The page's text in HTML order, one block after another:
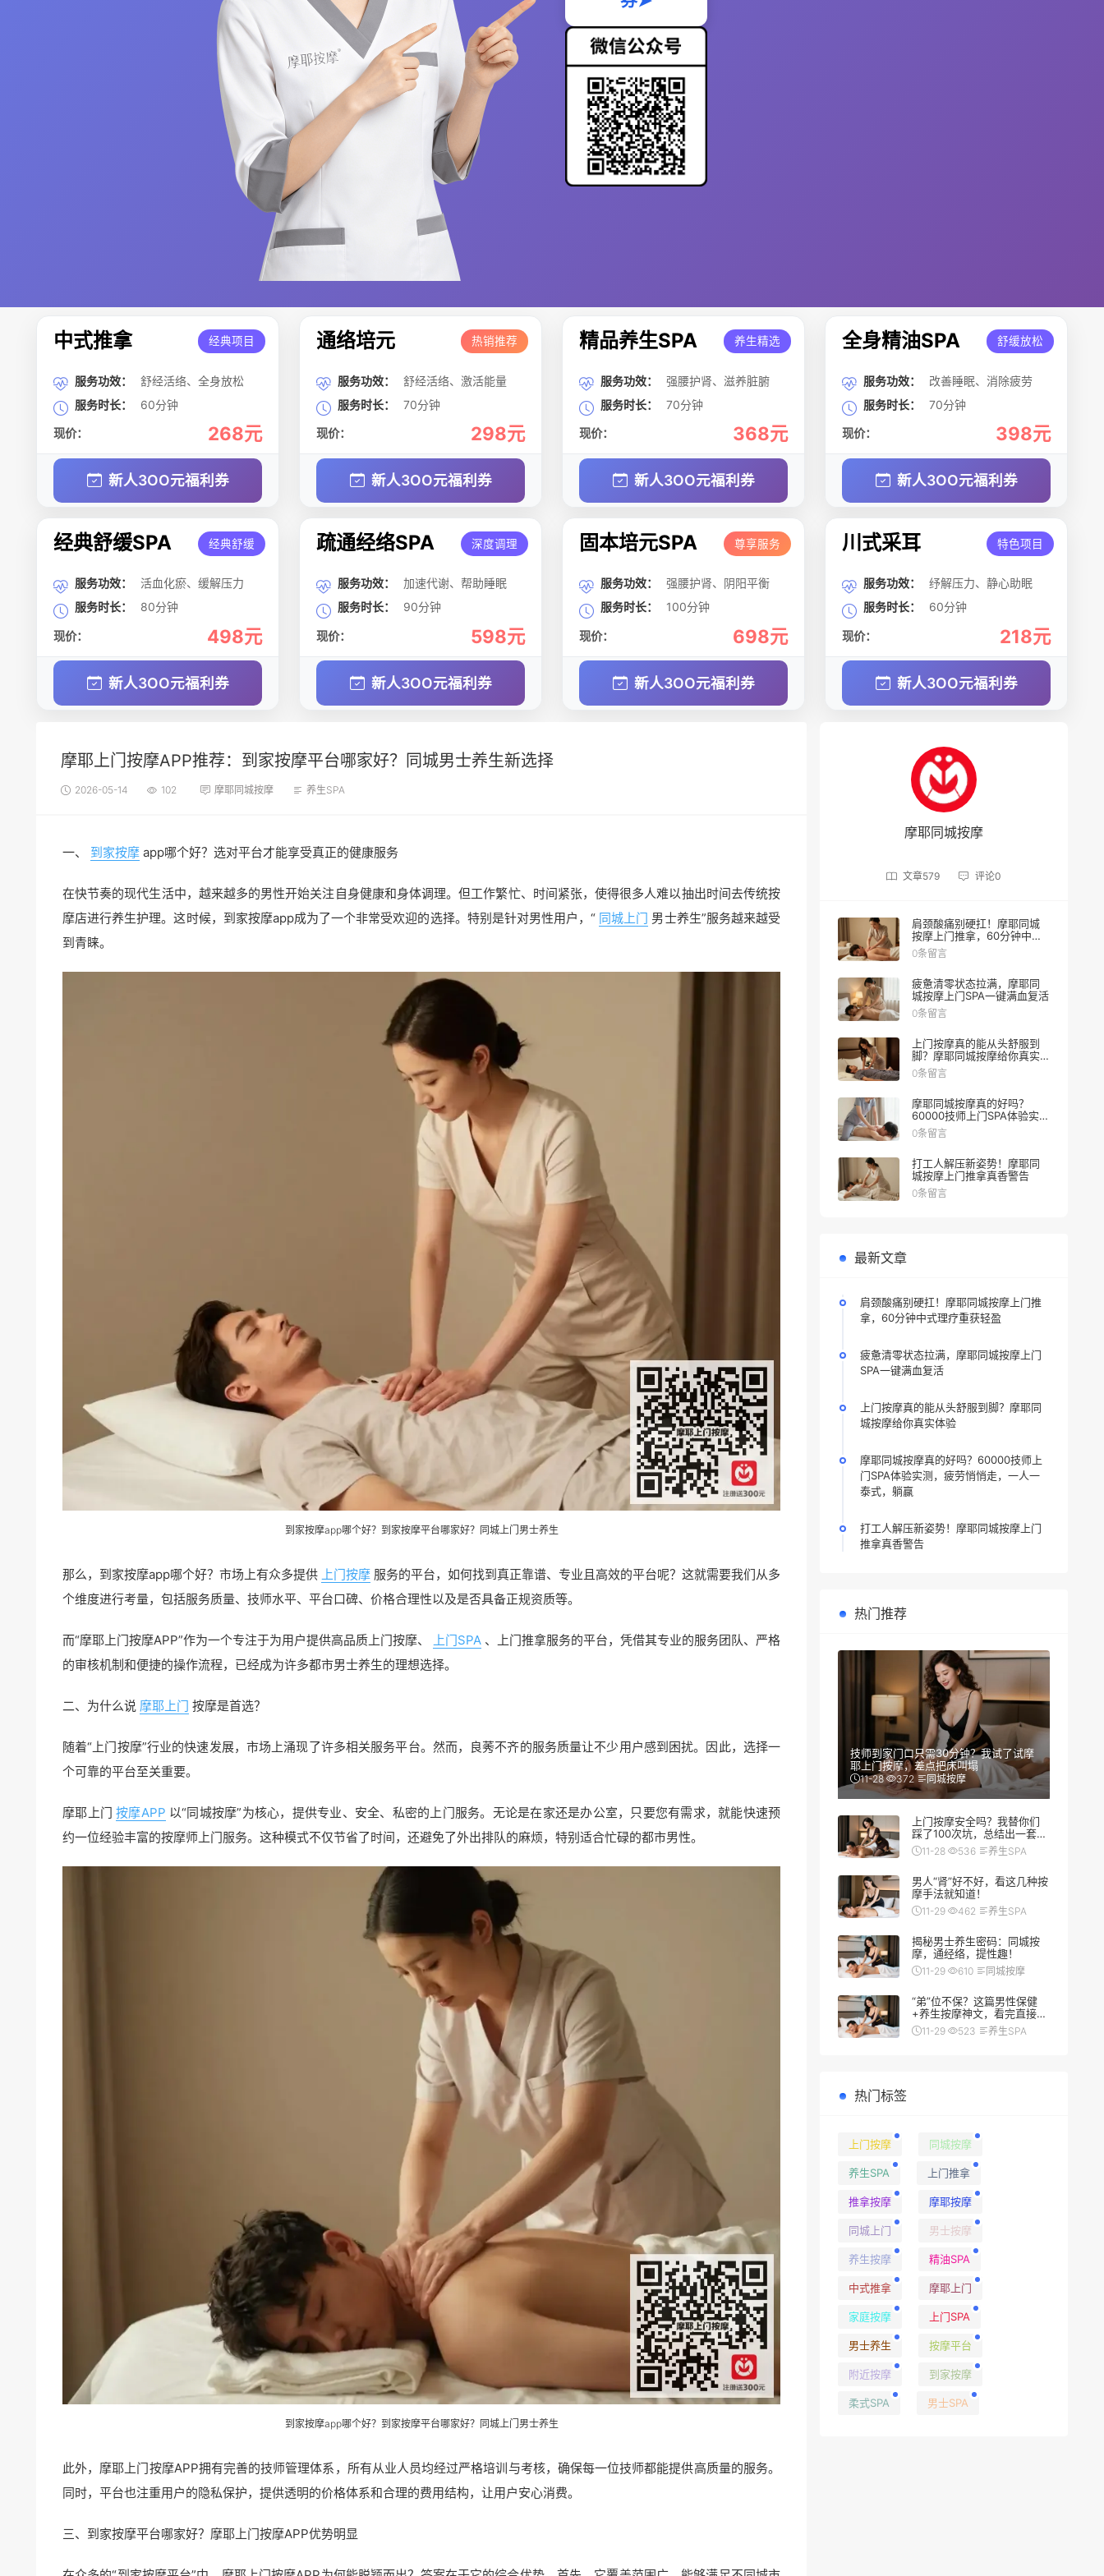
中式推拿 经典项目
服务功效：
舒经活络、全身放松
服务时长：
60分钟
现价： 268元
新人3OO元福利券
通络培元 热销推荐
服务功效：
舒经活络、激活能量
服务时长：
70分钟
现价： 298元
新人3OO元福利券
精品养生SPA 养生精选
服务功效：
强腰护肾、滋养脏腑
服务时长：
70分钟
现价： 368元
新人3OO元福利券
全身精油SPA 舒缓放松
服务功效：
改善睡眠、消除疲劳
服务时长：
70分钟
现价： 398元
新人3OO元福利券
经典舒缓SPA 经典舒缓
服务功效：
活血化瘀、缓解压力
服务时长：
80分钟
现价： 498元
新人3OO元福利券
疏通经络SPA 深度调理
服务功效：
加速代谢、帮助睡眠
服务时长：
90分钟
现价： 598元
新人3OO元福利券
固本培元SPA 尊享服务
服务功效：
强腰护肾、阴阳平衡
服务时长：
100分钟
现价： 698元
新人3OO元福利券
川式采耳 特色项目
服务功效：
纾解压力、静心助眠
服务时长：
60分钟
现价： 218元
新人3OO元福利券
摩耶上门按摩APP推荐：到家按摩平台哪家好？同城男士养生新选择
2026-05-14 102 摩耶同城按摩 养生SPA
一、 到家按摩 app哪个好？选对平台才能享受真正的健康服务
在快节奏的现代生活中，越来越多的男性开始关注自身健康和身体调理。但工作繁忙、时间紧张，使得很多人难以抽出时间去传统按
摩店进行养生护理。这时候，到家按摩app成为了一个非常受欢迎的选择。特别是针对男性用户，“ 同城上门 男士养生”服务越来越受
到青睐。
到家按摩app哪个好？到家按摩平台哪家好？同城上门男士养生
那么，到家按摩app哪个好？市场上有众多提供 上门按摩 服务的平台，如何找到真正靠谱、专业且高效的平台呢？这就需要我们从多
个维度进行考量，包括服务质量、技师水平、平台口碑、价格合理性以及是否具备正规资质等。
而“摩耶上门按摩APP”作为一个专注于为用户提供高品质上门按摩、 上门SPA 、上门推拿服务的平台，凭借其专业的服务团队、严格
的审核机制和便捷的操作流程，已经成为许多都市男士养生的理想选择。
二、为什么说 摩耶上门 按摩是首选？
随着“上门按摩”行业的快速发展，市场上涌现了许多相关服务平台。然而，良莠不齐的服务质量让不少用户感到困扰。因此，选择一
个可靠的平台至关重要。
摩耶上门 按摩APP 以“同城按摩”为核心，提供专业、安全、私密的上门服务。无论是在家还是办公室，只要您有需求，就能快速预
约一位经验丰富的按摩师上门服务。这种模式不仅节省了时间，还避免了外出排队的麻烦，特别适合忙碌的都市男性。
到家按摩app哪个好？到家按摩平台哪家好？同城上门 男士养生
此外，摩耶上门按摩APP拥有完善的技师管理体系，所有从业人员均经过严格培训与考核，确保每一位技师都能提供高质量的服务。
同时，平台也注重用户的隐私保护，提供透明的价格体系和合理的费用结构，让用户安心消费。
三、到家按摩平台哪家好？摩耶上门按摩APP优势明显
摩耶同城按摩
文章579 评论0
肩颈酸痛别硬扛！摩耶同城
按摩上门推拿，60分钟中式
理疗重获轻盈
0条留言
疲惫清零状态拉满，摩耶同
城按摩上门SPA一键满血复活
0条留言
上门按摩真的能从头舒服到
脚？摩耶同城按摩给你真实
体验
0条留言
摩耶同城按摩真的好吗？
60000技师上门SPA体验实
测，疲劳悄悄走，一人一泰
式，躺赢
0条留言
打工人解压新姿势！摩耶同
城按摩上门推拿真香警告
0条留言
最新文章
肩颈酸痛别硬扛！摩耶同城按摩上门推
拿，60分钟中式理疗重获轻盈
疲惫清零状态拉满，摩耶同城按摩上门
SPA一键满血复活
上门按摩真的能从头舒服到脚？摩耶同
城按摩给你真实体验
摩耶同城按摩真的好吗？60000技师上
门SPA体验实测，疲劳悄悄走，一人一
泰式，躺赢
打工人解压新姿势！摩耶同城按摩上门
推拿真香警告
热门推荐
技师到家门口只需30分钟？我试了试摩
耶上门按摩，差点把床叫塌
11-28 372 同城按摩
上门按摩安全吗？我替你们
踩了100次坑，总结出一套防
翻车秘籍
11-28 536 养生SPA
男人“肾”好不好，看这几种按
摩手法就知道！
11-29 462 养生SPA
揭秘男士养生密码：同城按
摩，通经络，提性趣！
11-29 610 同城按摩
“弟”位不保？这篇男性保健
+养生按摩神文，看完直接硬
（朗）了
11-29 523 养生SPA
热门标签
上门按摩 同城按摩
养生SPA 上门推拿
推拿按摩 摩耶按摩
同城上门 男士按摩
养生按摩 精油SPA
中式推拿 摩耶上门
家庭按摩 上门SPA
男士养生 按摩平台
附近按摩 到家按摩
柔式SPA 男士SPA